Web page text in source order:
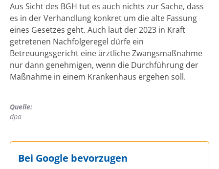
Aus Sicht des BGH tut es auch nichts zur Sache, dass
es in der Verhandlung konkret um die alte Fassung
eines Gesetzes geht. Auch laut der 2023 in Kraft
getretenen Nachfolgeregel dürfe ein
Betreuungsgericht eine ärztliche Zwangsmaßnahme
nur dann genehmigen, wenn die Durchführung der
Maßnahme in einem Krankenhaus ergehen soll.
Quelle:
dpa
Bei Google bevorzugen